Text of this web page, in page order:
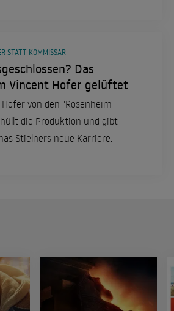
STATT KOMMISSAR
Das
Vincent Hofer gelüftet
von den "Rosenheim-
die Produktion und gibt
Stielners neue Karriere.